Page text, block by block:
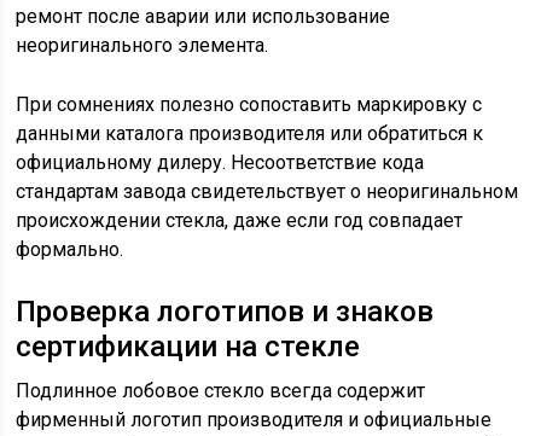
ремонт после аварии или использование
неоригинального элемента.
При сомнениях полезно сопоставить маркировку с
данными каталога производителя или обратиться к
официальному дилеру. Несоответствие кода
стандартам завода свидетельствует о неоригинальном
происхождении стекла, даже если год совпадает
формально.
Проверка логотипов и знаков
сертификации на стекле
Подлинное лобовое стекло всегда содержит
фирменный логотип производителя и официальные